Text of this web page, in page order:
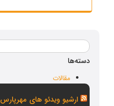
دسته‌ها
مقالات
ارشیو ویدئو های مهرپارس